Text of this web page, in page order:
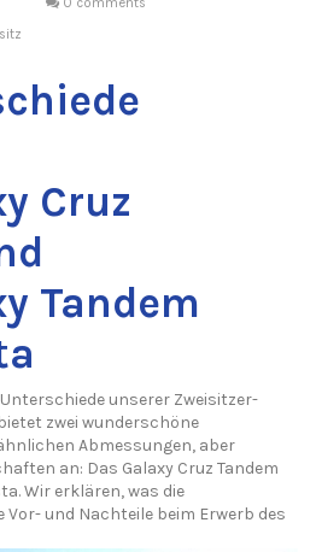
Cruz
Tandem
Unterschiede unserer Zweisitzer-
bietet zwei wunderschöne
Abmessungen, aber
an: Das Galaxy Cruz Tandem
Wir erklären, was die
Vor- und Nachteile beim Erwerb des